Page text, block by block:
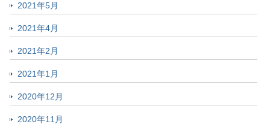
2021年5月
2021年4月
2021年2月
2021年1月
2020年12月
2020年11月